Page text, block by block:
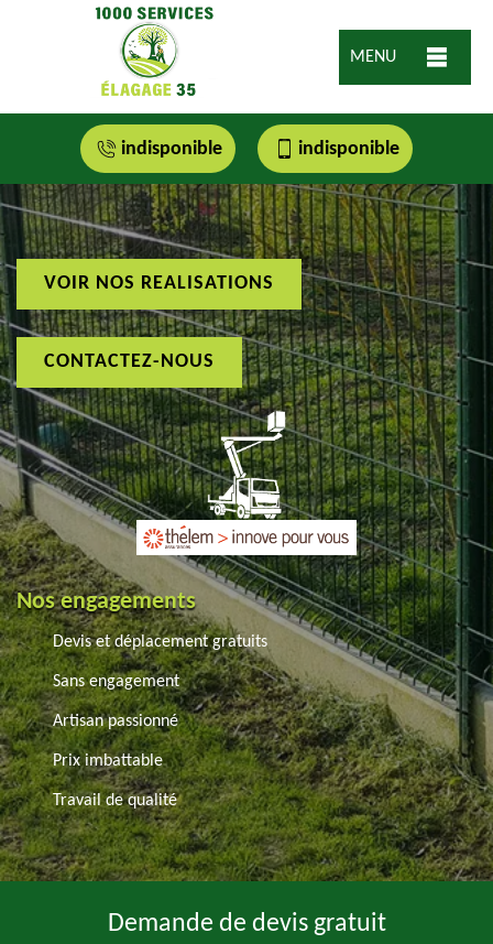
MENU
indisponible indisponible
VOIR NOS REALISATIONS
CONTACTEZ-NOUS
Nos engagements
Devis et déplacement gratuits
Sans engagement
Artisan passionné
Prix imbattable
Travail de qualité
Demande de devis gratuit